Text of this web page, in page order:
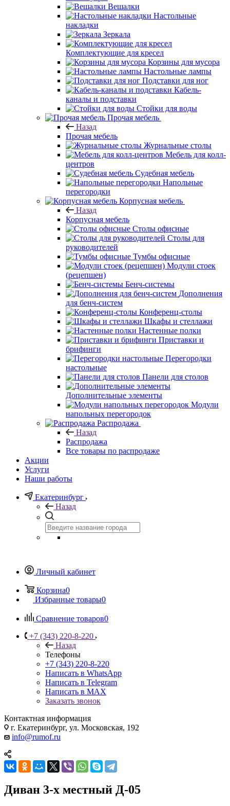
Вешалки
Настольные
накладки
Зеркала
Комплектующие для кресел
Корзины для мусора
Настольные лампы
Подставки для ног
Кабель-
каналы и подставки
Стойки для воды
Прочая мебель
Назад
Прочая мебель
Журнальные столы
Мебель для колл-
центров
Судебная мебель
Напольные
перегородки
Корпусная мебель
Назад
Корпусная мебель
Столы офисные
Столы для
руководителей
Тумбы офисные
Модули стоек
(рецепшен)
Бенч-системы
Дополнения
для бенч-систем
Конференц-столы
Шкафы и стеллажи
Настенные полки
Приставки и
брифинги
Перегородки
настольные
Панели для столов
Дополнительные элементы
Модули
напольных перегородок
Распродажа
Назад
Распродажа
Все товары по распродаже
Акции
Услуги
Наши работы
Екатеринбург
Назад
Личный кабинет
Корзина0
Избранные товары0
Сравнение товаров0
+7 (343) 220-8-220
Назад
Телефоны
+7 (343) 220-8-220
Написать в WhatsApp
Написать в Telegram
Написать в MAX
Заказать звонок
Контактная информация
г. Екатеринбург, ул. Московская, 192
info@rumof.ru
Диван 3-х местный Д-05